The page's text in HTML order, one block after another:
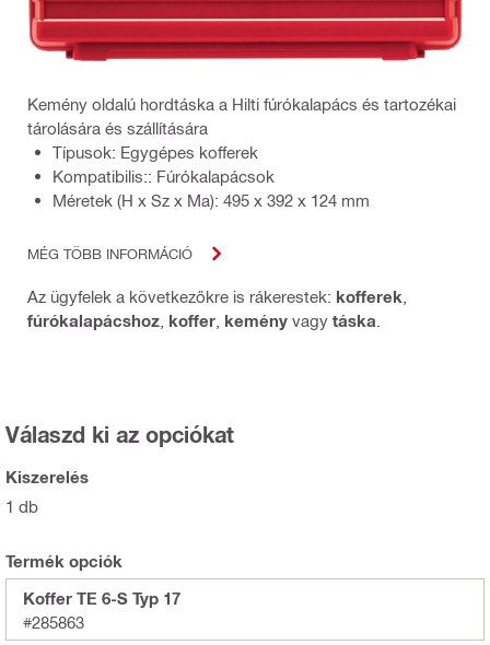
Kemény oldalú hordtáska a Hilti fúrókalapács és tartozékai
tárolására és szállítására
Típusok: Egygépes kofferek
Kompatibilis:: Fúrókalapácsok
Méretek (H x Sz x Ma): 495 x 392 x 124 mm
MÉG TÖBB INFORMÁCIÓ
Az ügyfelek a következőkre is rákerestek: kofferek
fúrókalapácshoz koffer kemény vagy táska
Válaszd ki az opciókat
Kiszerelés
1 db
Termék opciók
Koffer TE 6-S Typ 17
#285863